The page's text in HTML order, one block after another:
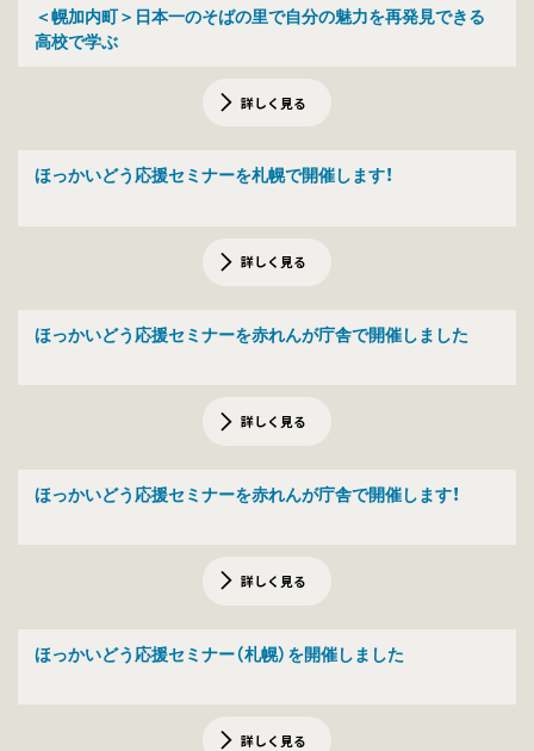
＜幌加内町＞日本一のそばの里で自分の魅力を再発見できる
高校で学ぶ
詳しく見る
ほっかいどう応援セミナーを札幌で開催します！
詳しく見る
ほっかいどう応援セミナーを赤れんが庁舎で開催しました
詳しく見る
ほっかいどう応援セミナーを赤れんが庁舎で開催します！
詳しく見る
ほっかいどう応援セミナー（札幌）を開催しました
詳しく見る